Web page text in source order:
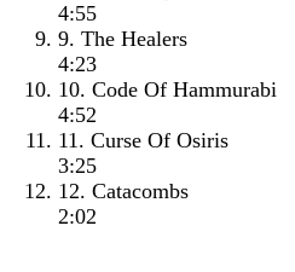
4:55
9. The Healers
4:23
10. Code Of Hammurabi
4:52
11. Curse Of Osiris
3:25
12. Catacombs
2:02